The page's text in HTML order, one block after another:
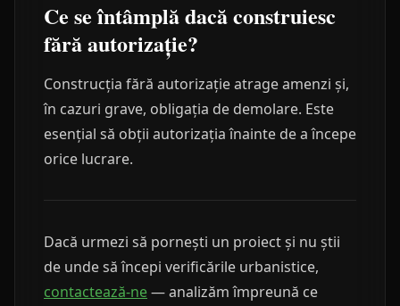
Ce se întâmplă dacă construiesc
fără autorizație?
Construcția fără autorizație atrage amenzi și,
în cazuri grave, obligația de demolare. Este
esențial să obții autorizația înainte de a începe
orice lucrare.
Dacă urmezi să pornești un proiect și nu știi
de unde să începi verificările urbanistice,
contactează-ne— analizăm împreună ce